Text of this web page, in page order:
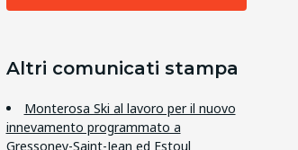
Altri comunicati stampa
Monterosa Ski al lavoro per il nuovo
innevamento programmato a
Gressoney-Saint-Jean ed Estoul